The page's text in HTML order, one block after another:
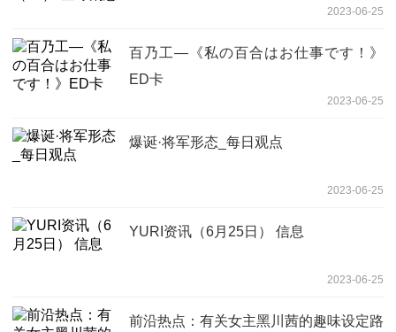
2023-06-25
百乃工—《私の百合はお仕事です！》
ED卡
2023-06-25
爆诞·将军形态_每日观点
2023-06-25
YURI资讯（6月25日） 信息
2023-06-25
前沿热点：有关女主黑川茜的趣味设定路